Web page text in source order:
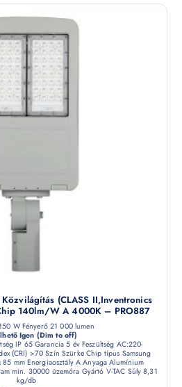
(CLASS II,Inventronics
140lm/W A 4000K – PRO887
W Fényerő 21 000 lumen
Igen (Dim to off)
IP 65 Garancia 5 év Feszültség AC:220-
(CRI) >70 Szín Szürke Chip típus Samsung
mm Energiaosztály A Anyaga Alumínium
min. 30000 üzemóra Gyártó V-TAC Súly 8,31
kg/db